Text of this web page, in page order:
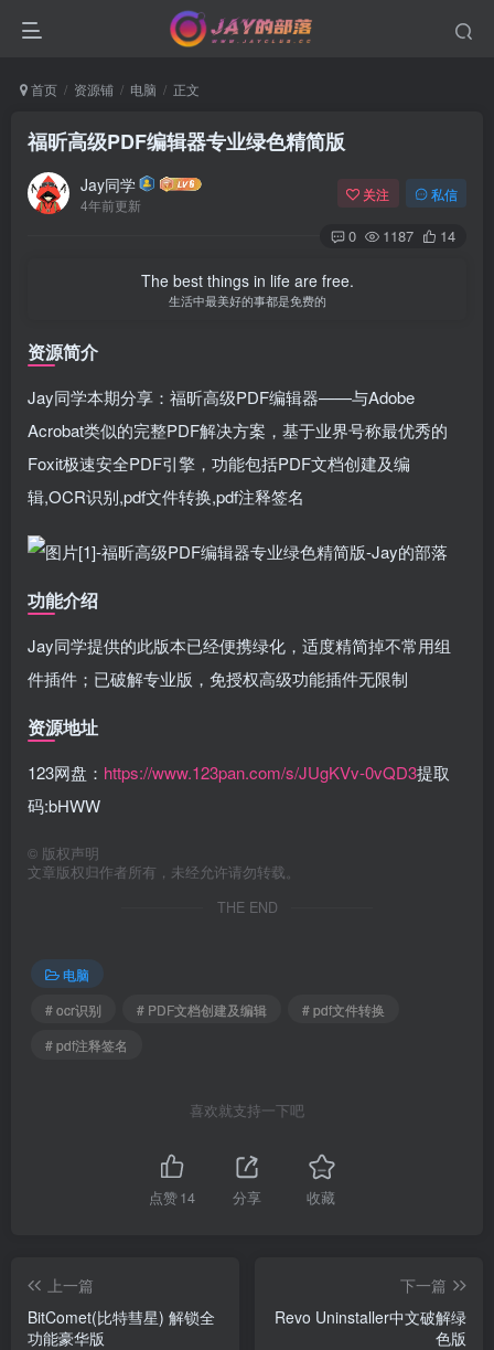
首页 资源铺 电脑 正文
福昕高级PDF编辑器专业绿色精简版
Jay同学
4年前更新
关注 私信
0 1187 14
The best things in life are free.
生活中最美好的事都是免费的
资源简介
Jay同学本期分享：福昕高级PDF编辑器——与Adobe
Acrobat类似的完整PDF解决方案，基于业界号称最优秀的
Foxit极速安全PDF引擎，功能包括PDF文档创建及编
辑,OCR识别,pdf文件转换,pdf注释签名
功能介绍
Jay同学提供的此版本已经便携绿化，适度精简掉不常用组
件插件；已破解专业版，免授权高级功能插件无限制
资源地址
123网盘： https://www.123pan.com/s/JUgKVv-0vQD3提取
码:bHWW
© 版权声明
文章版权归作者所有，未经允许请勿转载。
THE END
电脑
# ocr识别
# PDF文档创建及编辑
# pdf文件转换
# pdf注释签名
喜欢就支持一下吧
点赞14 分享 收藏
上一篇
BitComet(比特彗星) 解锁全
功能豪华版
下一篇
Revo Uninstaller中文破解绿
色版